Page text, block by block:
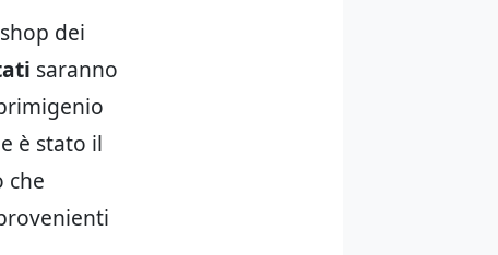
dei
saranno
è stato il
che